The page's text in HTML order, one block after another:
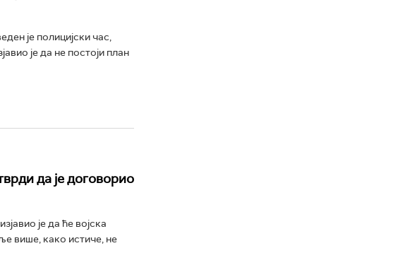
je полицијски час,
је да не постоји план
да је договорио
је да ће војска
више, како истиче, не